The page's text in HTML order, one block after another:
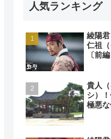
人気ランキング
綾陽
仁祖
〔前編
貴人
シ）
極悪な